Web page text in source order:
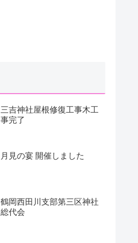
三吉神社屋根修復工事木工
事完了
月見の宴 開催しました
鶴岡西田川支部第三区神社
総代会